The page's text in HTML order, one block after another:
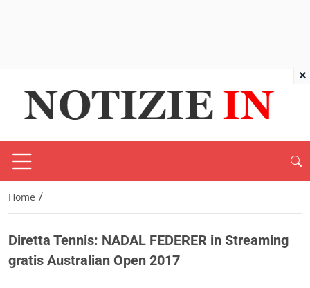
Home /
Diretta Tennis: NADAL FEDERER in Streaming
gratis Australian Open 2017
×